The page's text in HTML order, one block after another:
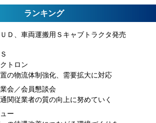
ランキング
Ｄ、車両運搬用Ｓキャブトラクタ発売
トロン
の物流体制強化、需要拡大に対応
会／会員懇談会
関従業者の質の向上に努めていく
ー